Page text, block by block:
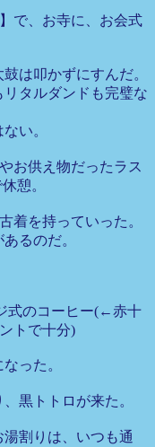
で、お寺に、お会式
は叩かずにすんだ。
リタルダンドも完璧な
い。
お供え物だったラス
憩。
着を持っていった。
るのだ。
式のコーヒー(←赤十
トで十分)
った。
黒トトロが来た。
割りは、いつも通